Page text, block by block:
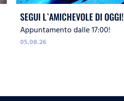
SEGUI L`AMICHEVOLE DI OGGI!
Appuntamento dalle 17:00!
05.08.26